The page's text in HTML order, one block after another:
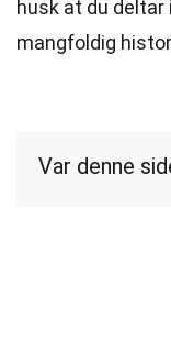
husk at du
mangfoldig
Var denne